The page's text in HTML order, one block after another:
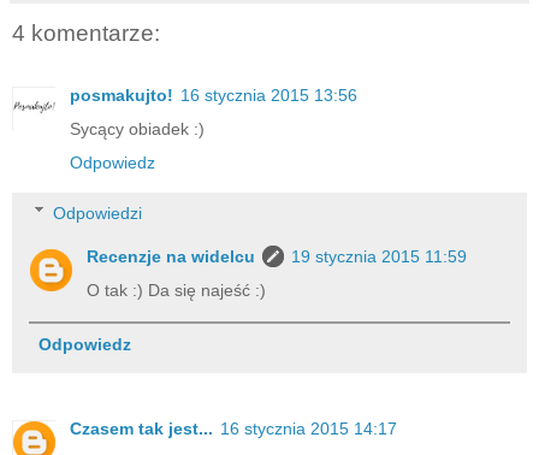
4 komentarze:
posmakujto! 16 stycznia 2015 13:56
Sycący obiadek :)
Odpowiedz
Odpowiedzi
Recenzje na widelcu
19 stycznia 2015 11:59
O tak :) Da się najeść :)
Odpowiedz
Czasem tak jest... 16 stycznia 2015 14:17